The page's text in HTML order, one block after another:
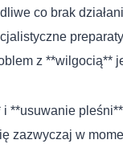
co brak
z **wilgocią**
**usuwanie
zazwyczaj w